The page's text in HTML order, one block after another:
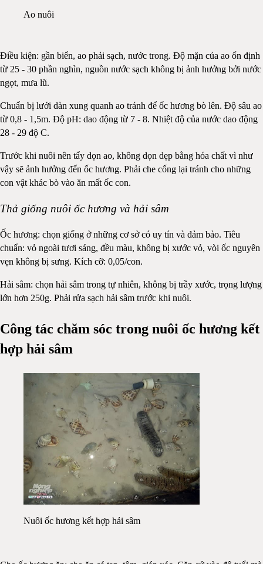
Ao nuôi
Điều kiện: gần biển, ao phải sạch, nước trong. Độ mặn của ao ổn định
từ 25 - 30 phần nghìn, nguồn nước sạch không bị ảnh hưởng bởi nước
ngọt, mưa lũ.
Chuẩn bị lưới dàn xung quanh ao tránh để ốc hương bò lên. Độ sâu ao
từ 0,8 - 1,5m. Độ pH: dao động từ 7 - 8. Nhiệt độ của nước dao động
28 - 29 độ C.
Trước khi nuôi nên tẩy dọn ao, không dọn dẹp bằng hóa chất vì như
vậy sẽ ảnh hưởng đến ốc hương. Phải che cống lại tránh cho những
con vật khác bò vào ăn mất ốc con.
Thả giống nuôi ốc hương và hải sâm
Ốc hương: chọn giống ở những cơ sở có uy tín và đảm bảo. Tiêu
chuẩn: vỏ ngoài tươi sáng, đều màu, không bị xước vỏ, vòi ốc nguyên
vẹn không bị sưng. Kích cỡ: 0,05/con.
Hải sâm: chọn hải sâm trong tự nhiên, không bị trầy xước, trọng lượng
lớn hơn 250g. Phải rửa sạch hải sâm trước khi nuôi.
Công tác chăm sóc trong nuôi ốc hương kết
hợp hải sâm
Nuôi ốc hương kết hợp hải sâm